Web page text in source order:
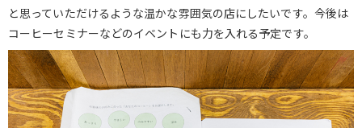
と思っていただけるような温かな雰囲気の店にしたいです。今後は
コーヒーセミナーなどのイベントにも力を入れる予定です。